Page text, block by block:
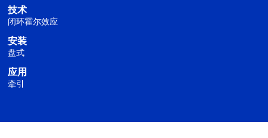
技术
闭环霍尔效应
安装
盘式
应用
牵引